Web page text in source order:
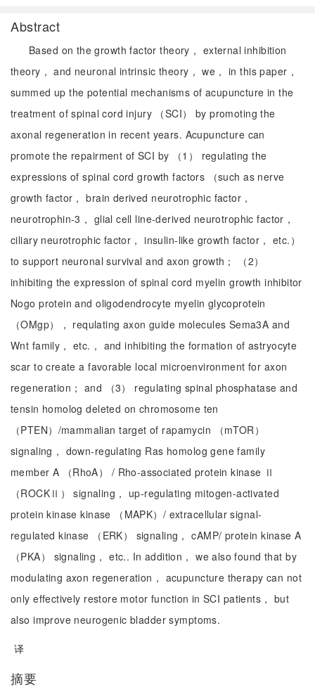
Abstract
Based on the growth factor theory， external inhibition
theory， and neuronal intrinsic theory， we， in this paper，
summed up the potential mechanisms of acupuncture in the
treatment of spinal cord injury （SCI） by promoting the
axonal regeneration in recent years. Acupuncture can
promote the repairment of SCI by （1） regulating the
expressions of spinal cord growth factors （such as nerve
growth factor， brain derived neurotrophic factor，
neurotrophin-3， glial cell line-derived neurotrophic factor，
ciliary neurotrophic factor， insulin-like growth factor， etc.）
to support neuronal survival and axon growth； （2）
inhibiting the expression of spinal cord myelin growth inhibitor
Nogo protein and oligodendrocyte myelin glycoprotein
（OMgp）， requlating axon guide molecules Sema3A and
Wnt family， etc.， and inhibiting the formation of astryocyte
scar to create a favorable local microenvironment for axon
regeneration； and （3） regulating spinal phosphatase and
tensin homolog deleted on chromosome ten
（PTEN）/mammalian target of rapamycin （mTOR）
signaling， down-regulating Ras homolog gene family
member A （RhoA） / Rho-associated protein kinase Ⅱ
（ROCKⅡ） signaling， up-regulating mitogen-activated
protein kinase kinase （MAPK）/ extracellular signal-
regulated kinase （ERK） signaling， cAMP/ protein kinase A
（PKA） signaling， etc.. In addition， we also found that by
modulating axon regeneration， acupuncture therapy can not
only effectively restore motor function in SCI patients， but
also improve neurogenic bladder symptoms.
译
摘要